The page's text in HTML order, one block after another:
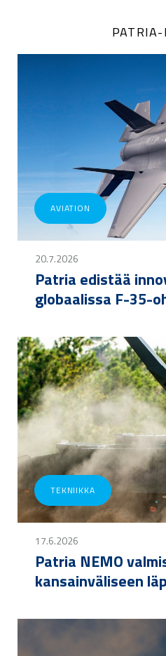
AVIATION
20.7.2026
Patria edistää
globaalissa F-35-
TEKNIIKKA
17.6.2026
Patria NEMO
kansainväliseen